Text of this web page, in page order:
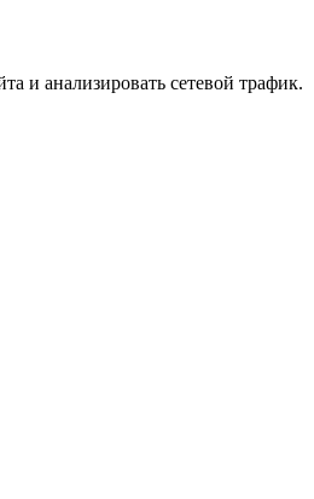
и анализировать сетевой трафик.